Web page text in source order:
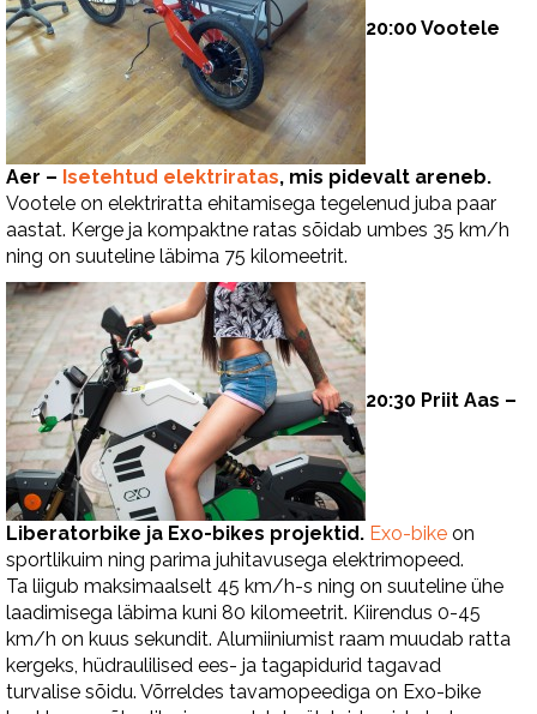
20:00 Vootele
Aer – Isetehtud elektriratas, mis pidevalt areneb.
Vootele on elektriratta ehitamisega tegelenud juba paar
aastat. Kerge ja kompaktne ratas sõidab umbes 35 km/h
ning on suuteline läbima 75 kilomeetrit.
20:30 Priit Aas –
Liberatorbike ja Exo-bikes projektid. Exo-bike on
sportlikuim ning parima juhitavusega elektrimopeed.
Ta liigub maksimaalselt 45 km/h-s ning on suuteline ühe
laadimisega läbima kuni 80 kilomeetrit. Kiirendus 0-45
km/h on kuus sekundit. Alumiiniumist raam muudab ratta
kergeks, hüdraulilised ees- ja tagapidurid tagavad
turvalise sõidu. Võrreldes tavamopeediga on Exo-bike